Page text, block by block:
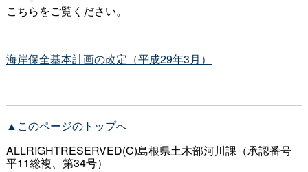
こちらをご覧ください。
海岸保全基本計画の改定（平成29年3月）
▲このページのトップへ
ALLRIGHTRESERVED(C)島根県土木部河川課（承認番号
平11総複、第34号）